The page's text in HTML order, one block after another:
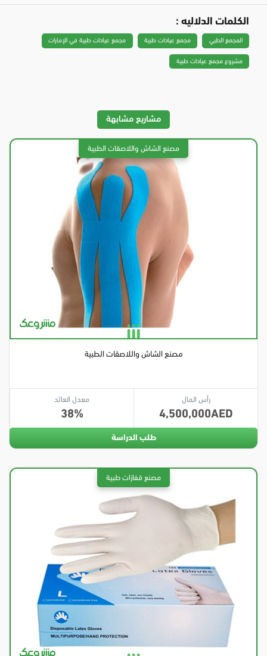
الكلمات الدلاليه :
المجمع الطبي مجمع عيادات طبية مجمع عيادات طبية في الإمارات
مشروع مجمع عيادات طبية
مشاريع مشابهة
مصنع الشاش واللاصقات الطبية
رأس المال
4,500,000
معدل العائد
38
طلب الدراسة